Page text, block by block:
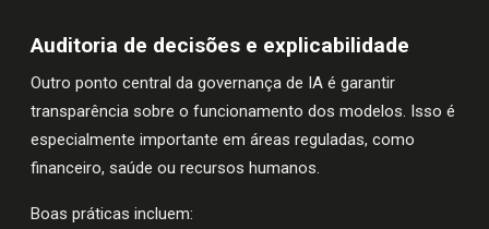
Auditoria de decisões e explicabilidade
Outro ponto central da governança de IA é garantir
transparência sobre o funcionamento dos modelos. Isso é
especialmente importante em áreas reguladas, como
financeiro, saúde ou recursos humanos.
Boas práticas incluem: